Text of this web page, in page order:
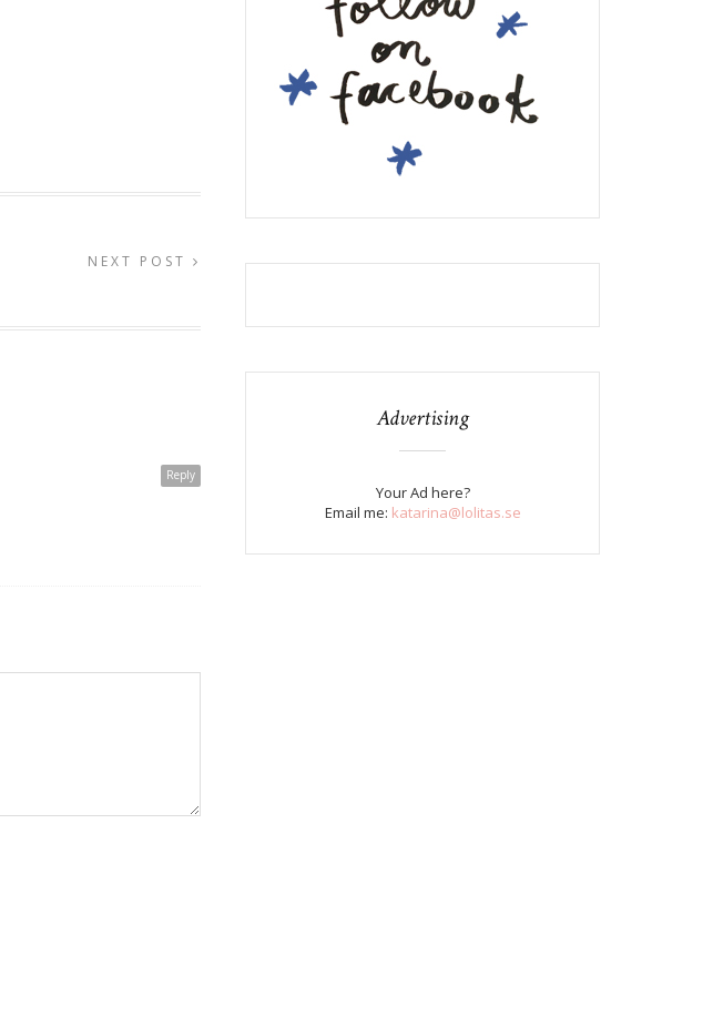
NEXT POST
Reply
Advertising
Your Ad here?
Email me: katarina@lolitas.se